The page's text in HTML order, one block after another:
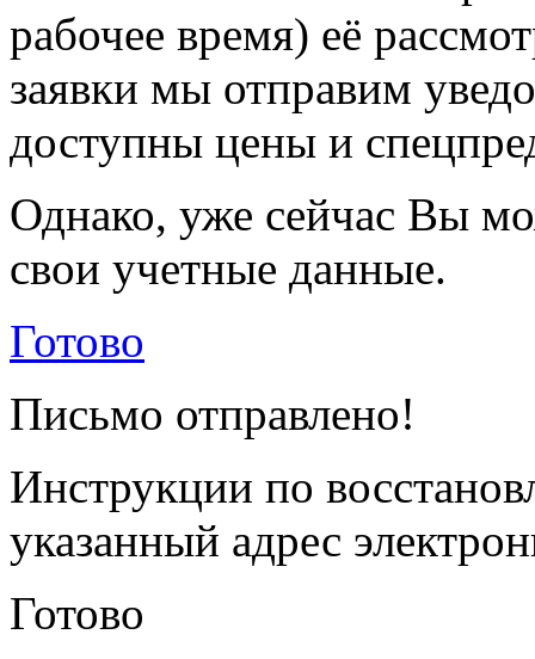
рабочее время) её
заявки мы отправим
доступны цены и
Однако, уже сейчас Вы
свои учетные данные.
Готово
Письмо отправлено!
Инструкции по
указанный адрес
Готово